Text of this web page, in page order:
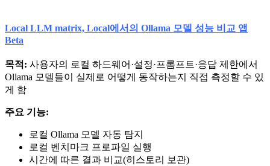
Local LLM matrix, Local에서의 Ollama 모델 성능 비교 앱
Beta
목적: 사용자의 로컬 하드웨어·설정·프롬프트·응답 제한에서
Ollama 모델들이 실제로 어떻게 동작하는지 직접 측정할 수 있
게 함
주요 기능:
로컬 Ollama 모델 자동 탐지
로컬 벤치마크 프로파일 실행
시간에 따른 결과 비교(히스토리 보관)